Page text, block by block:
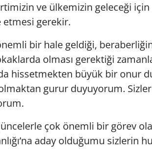
ve ülkemizin geleceği
etmesi gerekir.
bir hale geldiği,
olması gerektiği
hissetmekten büyük bir onur
gurur duyuyorum.
çok önemli bir görev
aday olduğumu sizlerin